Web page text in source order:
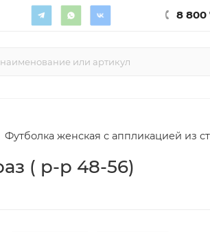
8 800
Футболка женская с аппликацией из
( р-р 48-56)